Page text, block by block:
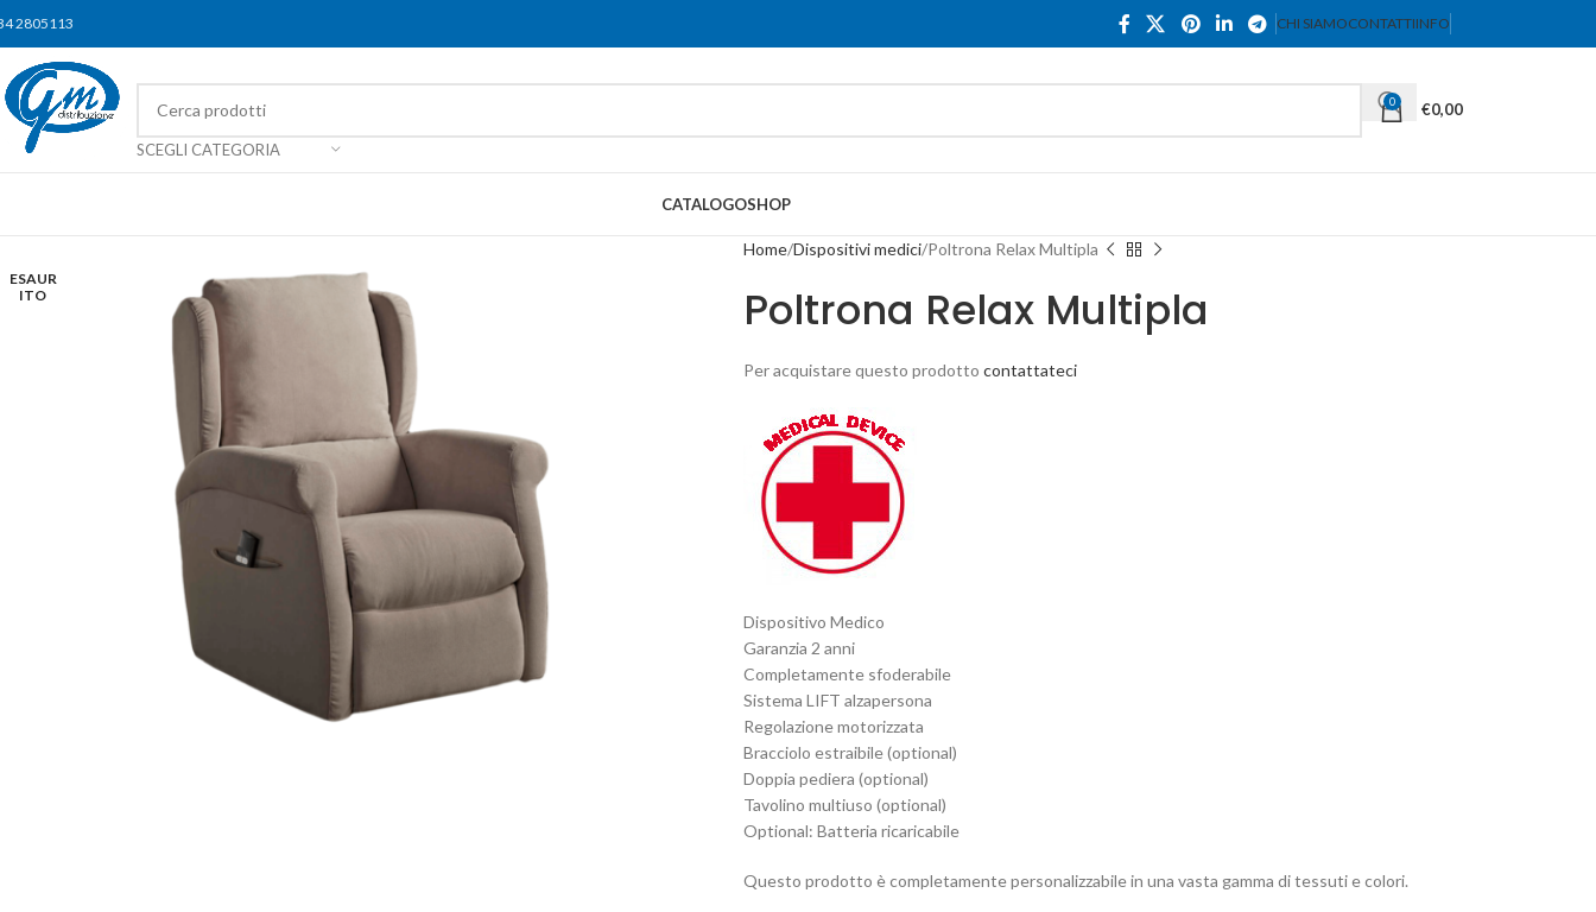
2805113 CHI SIAMOCONTATTIINFO
SCEGLI CATEGORIA
0 €0,00
CATALOGOSHOP
ESAUR
ITO
Home Dispositivi medici Poltrona Relax Multipla
Poltrona Relax Multipla
Per acquistare questo prodotto contattateci
Dispositivo Medico
Garanzia 2 anni
Completamente sfoderabile
Sistema LIFT alzapersona
Regolazione motorizzata
Bracciolo estraibile (optional)
Doppia pediera (optional)
Tavolino multiuso (optional)
Optional: Batteria ricaricabile
Questo prodotto è completamente personalizzabile in una vasta gamma di tessuti e colori.